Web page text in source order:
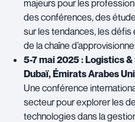
majeurs pour les
des conférences, des
sur les tendances, les
de la chaîne
5-7 mai 2025 : Logistics
Dubaï, Émirats Arabes
Une conférence
secteur pour explorer les
technologies dans la